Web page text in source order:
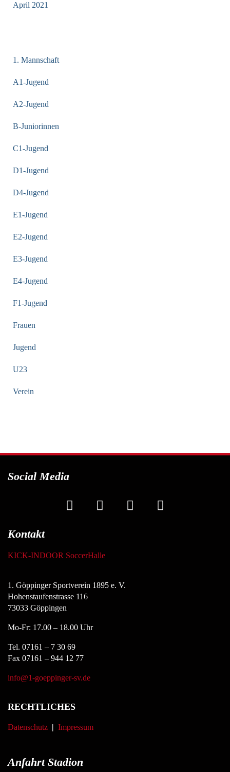
April 2021
1. Mannschaft
A1-Jugend
A2-Jugend
B-Juniorinnen
C1-Jugend
D1-Jugend
D4-Jugend
E1-Jugend
E2-Jugend
E3-Jugend
E4-Jugend
F1-Jugend
Frauen
Jugend
U23
Verein
Social Media
Kontakt
KICK-INDOOR SoccerHalle
1. Göppinger Sportverein 1895 e. V.
Hohenstaufenstrasse 116
73033 Göppingen
Mo-Fr: 17.00 – 18.00 Uhr
Tel. 07161 – 7 30 69
Fax 07161 – 944 12 77
info@1-goeppinger-sv.de
RECHTLICHES
Datenschutz | Impressum
Anfahrt Stadion